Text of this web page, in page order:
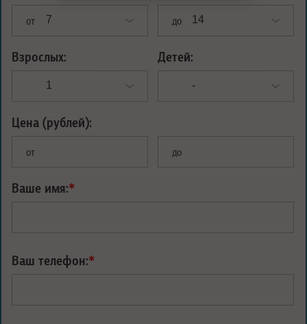
от до
Взрослых: Детей:
Цена (рублей):
от до
Ваше имя:*
Ваш телефон:*